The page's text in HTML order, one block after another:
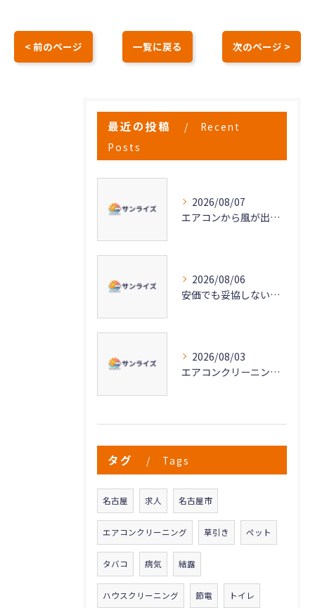
< 前のページ 一覧に戻る 次のページ >
最近の投稿
Recent
Posts
2026/08/07
エアコンから風が出ない原因と対策法
2026/08/06
安価でも妥協しない高品質なエアコンクリーニングの秘密
2026/08/03
エアコンクリーニングで実現する快適な空気環境づくり
タグ Tags
名古屋 求人 名古屋市
エアコンクリーニング 草引き ペット
タバコ 病気 結露
ハウスクリーニング 節電 トイレ